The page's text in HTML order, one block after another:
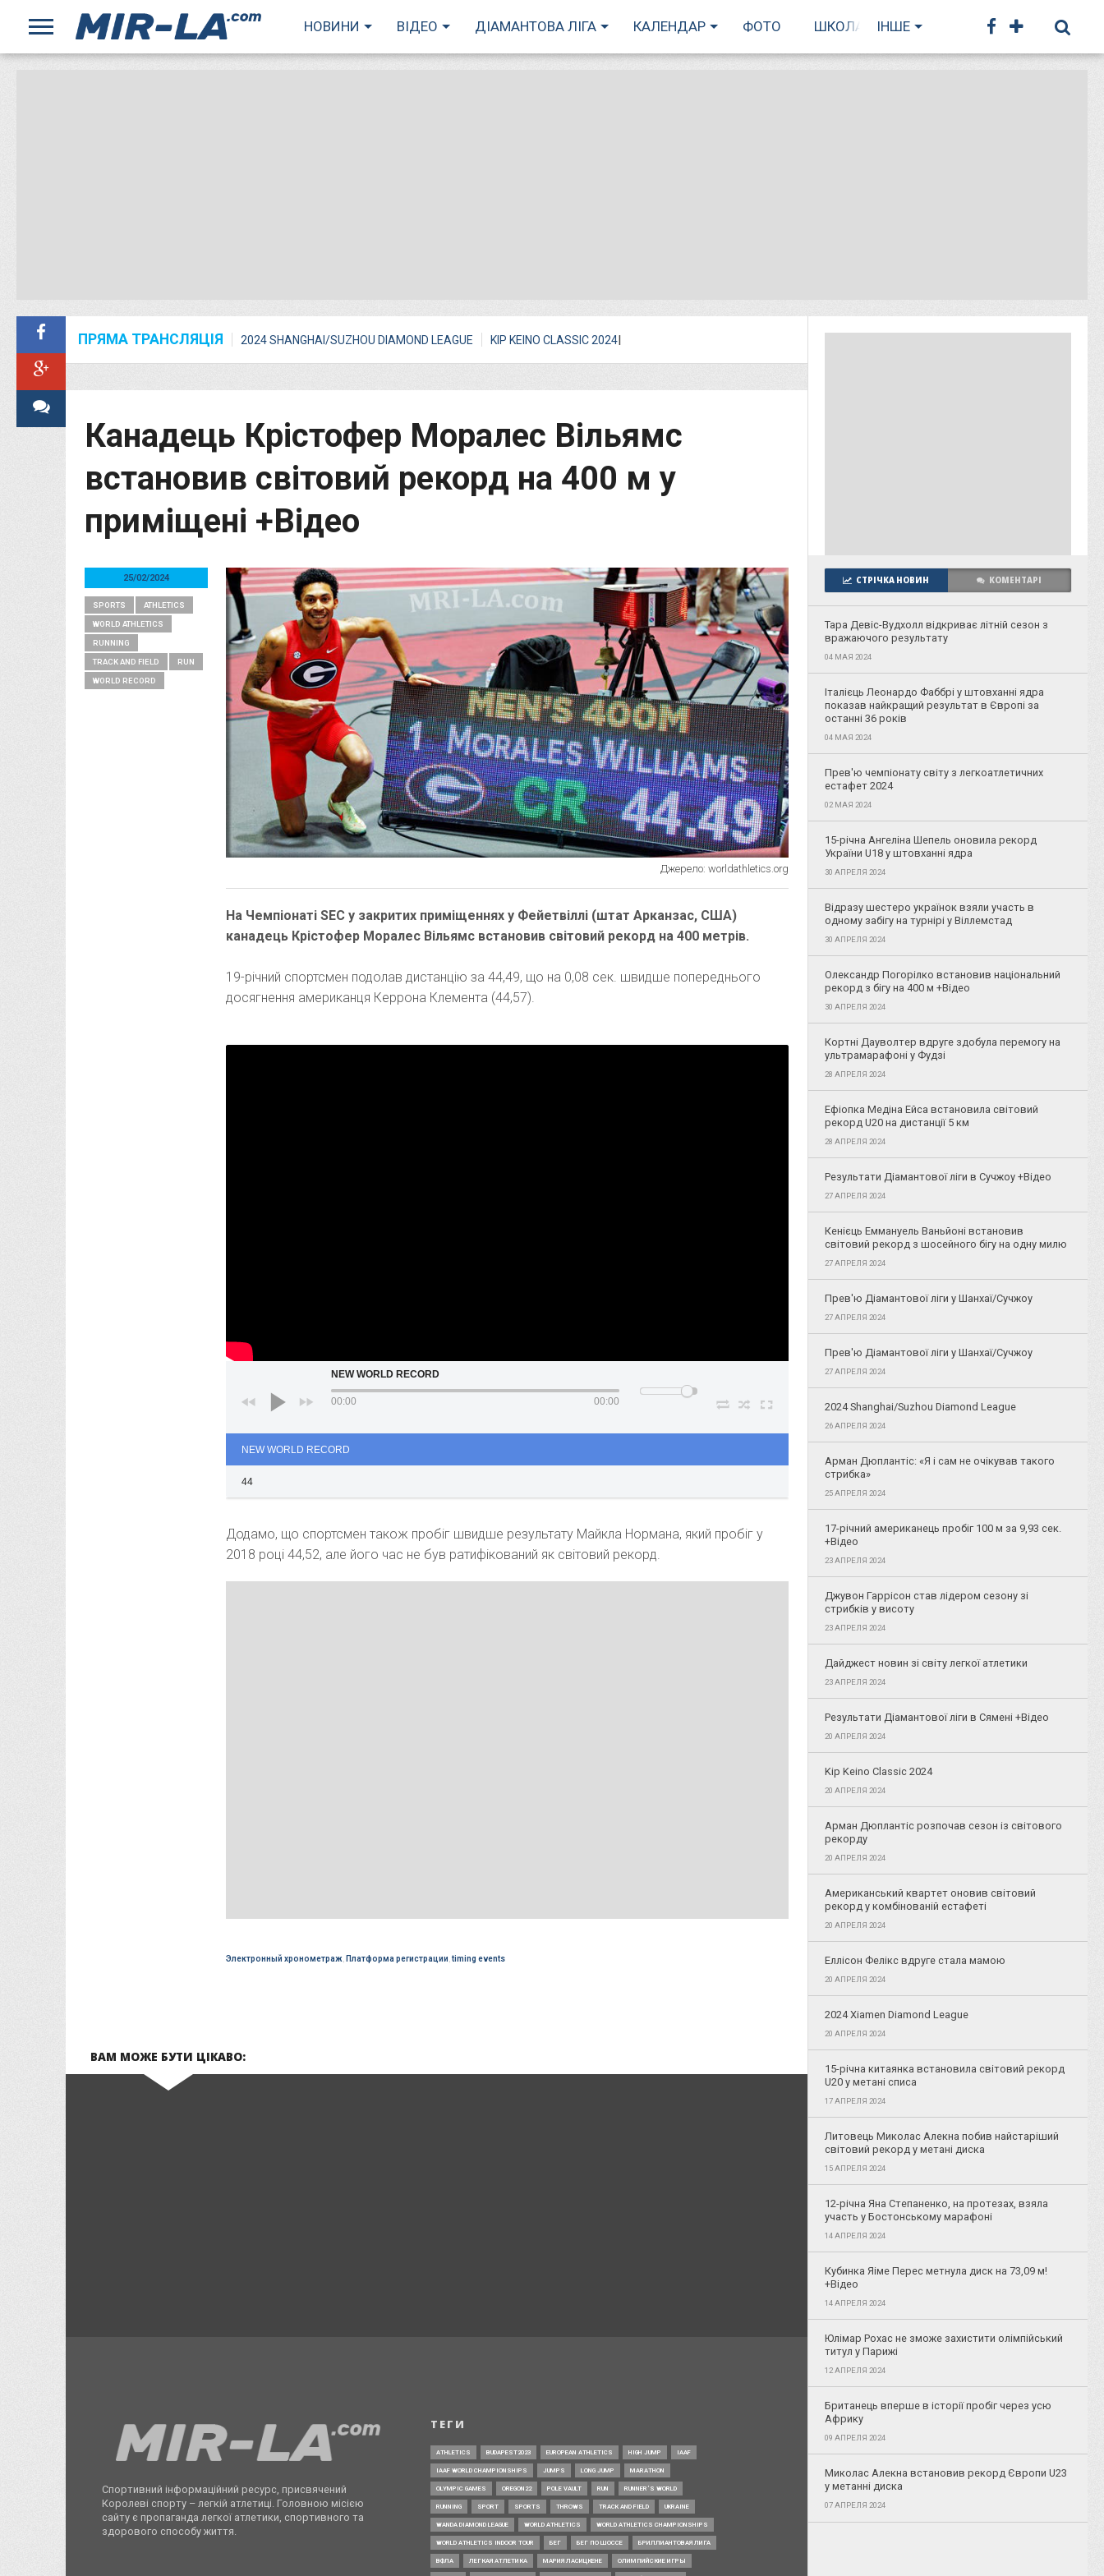
НОВИНИ ВІДЕО ДІАМАНТОВА ЛІГА КАЛЕНДАР ФОТО ШКОЛА БІГУ
ІНШЕ
ПРЯМА ТРАНСЛЯЦІЯ 2024 SHANGHAI/SUZHOU DIAMOND LEAGUE I
KIP KEINO CLASSIC 2024
Канадець Крістофер Моралес Вільямс
встановив світовий рекорд на 400 м у
приміщені +Відео
Джерело: worldathletics.org
На Чемпіонаті SEC у закритих приміщеннях у Фейетвіллі (штат Арканзас, США)
канадець Крістофер Моралес Вільямс встановив світовий рекорд на 400 метрів.
19-річний спортсмен подолав дистанцію за 44,49, що на 0,08 сек. швидше попереднього
досягнення американця Керрона Клемента (44,57).
NEW WORLD RECORD
00:00 00:00
NEW WORLD RECORD
44
Додамо, що спортсмен також пробіг швидше результату Майкла Нормана, який пробіг у
2018 році 44,52, але його час не був ратифікований як світовий рекорд.
Электронный хронометраж, Платформа регистрации,timing events
25/02/2024
SPORTS ATHLETICS
WORLD ATHLETICS
RUNNING
TRACK AND FIELD RUN
WORLD RECORD
ВАМ МОЖЕ БУТИ ЦІКАВО:
СТРІЧКА НОВИН КОМЕНТАРІ
Тара Девіс-Вудхолл відкриває літній сезон з
вражаючого результату
04 МАЯ 2024
Італієць Леонардо Фаббрі у штовханні ядра
показав найкращий результат в Європі за
останні 36 років
04 МАЯ 2024
Прев'ю чемпіонату світу з легкоатлетичних
естафет 2024
02 МАЯ 2024
15-річна Ангеліна Шепель оновила рекорд
України U18 у штовханні ядра
30 АПРЕЛЯ 2024
Відразу шестеро українок взяли участь в
одному забігу на турнірі у Віллемстад
30 АПРЕЛЯ 2024
Олександр Погорілко встановив національний
рекорд з бігу на 400 м +Відео
30 АПРЕЛЯ 2024
Кортні Дауволтер вдруге здобула перемогу на
ультрамарафоні у Фудзі
28 АПРЕЛЯ 2024
Ефіопка Медіна Ейса встановила світовий
рекорд U20 на дистанції 5 км
28 АПРЕЛЯ 2024
Результати Діамантової ліги в Сучжоу +Відео
27 АПРЕЛЯ 2024
Кенієць Еммануель Ваньйоні встановив
світовий рекорд з шосейного бігу на одну милю
27 АПРЕЛЯ 2024
Прев'ю Діамантової ліги у Шанхаї/Сучжоу
27 АПРЕЛЯ 2024
Прев'ю Діамантової ліги у Шанхаї/Сучжоу
27 АПРЕЛЯ 2024
2024 Shanghai/Suzhou Diamond League
26 АПРЕЛЯ 2024
Арман Дюплантіс: «Я і сам не очікував такого
стрибка»
25 АПРЕЛЯ 2024
17-річний американець пробіг 100 м за 9,93 сек.
+Відео
23 АПРЕЛЯ 2024
Джувон Гаррісон став лідером сезону зі
стрибків у висоту
23 АПРЕЛЯ 2024
Дайджест новин зі світу легкої атлетики
23 АПРЕЛЯ 2024
Результати Діамантової ліги в Сямені +Відео
20 АПРЕЛЯ 2024
Kip Keino Classic 2024
20 АПРЕЛЯ 2024
Арман Дюплантіс розпочав сезон із світового
рекорду
20 АПРЕЛЯ 2024
Американський квартет оновив світовий
рекорд у комбінованій естафеті
20 АПРЕЛЯ 2024
Еллісон Фелікс вдруге стала мамою
20 АПРЕЛЯ 2024
2024 Xiamen Diamond League
20 АПРЕЛЯ 2024
15-річна китаянка встановила світовий рекорд
U20 у метані списа
17 АПРЕЛЯ 2024
Литовець Миколас Алекна побив найстаріший
світовий рекорд у метані диска
15 АПРЕЛЯ 2024
12-річна Яна Степаненко, на протезах, взяла
участь у Бостонському марафоні
14 АПРЕЛЯ 2024
Кубинка Яіме Перес метнула диск на 73,09 м!
+Відео
14 АПРЕЛЯ 2024
Юлімар Рохас не зможе захистити олімпійський
титул у Парижі
12 АПРЕЛЯ 2024
Британець вперше в історії пробіг через усю
Африку
09 АПРЕЛЯ 2024
Миколас Алекна встановив рекорд Європи U23
у метанні диска
07 АПРЕЛЯ 2024
Спортивний інформаційний ресурс, присвячений
Королеві спорту – легкій атлетиці. Головною місією
сайту є пропаганда легкої атлетики, спортивного та
здорового способу життя.
ТЕГИ
ATHLETICS BUDAPEST2023 EUROPEAN ATHLETICS HIGH JUMP IAAF
IAAF WORLD CHAMPIONSHIPS JUMPS LONG JUMP MARATHON
OLYMPIC GAMES OREGON22 POLE VAULT RUN RUNNER’S WORLD
RUNNING SPORT SPORTS THROWS TRACK AND FIELD UKRAINE
WANDA DIAMOND LEAGUE WORLD ATHLETICS WORLD ATHLETICS CHAMPIONSHIPS
WORLD ATHLETICS INDOOR TOUR БЕГ БЕГ ПО ШОССЕ БРИЛЛИАНТОВАЯ ЛИГА
ВФЛА ЛЕГКАЯ АТЛЕТИКА МАРИЯ ЛАСИЦКЕНЕ ОЛИМПИЙСКИЕ ИГРЫ